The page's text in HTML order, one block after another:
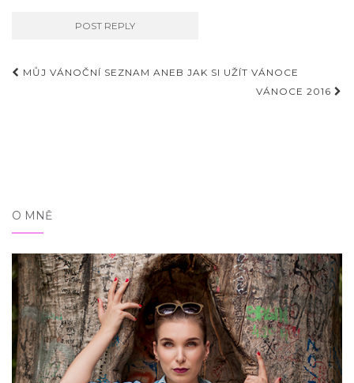
Příspěvky
MŮJ VÁNOČNÍ SEZNAM ANEB JAK SI UŽÍT VÁNOCE
VÁNOCE 2016
O MNĚ